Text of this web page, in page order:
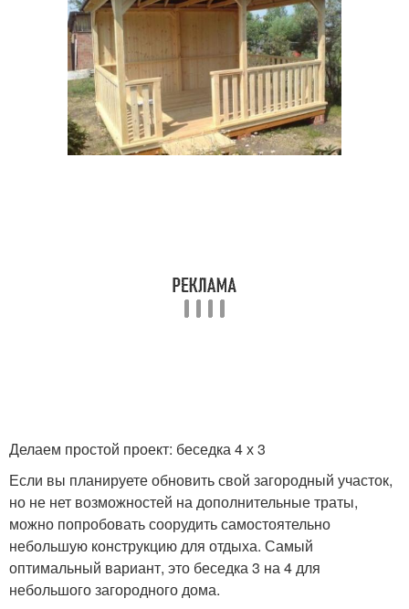
Делаем простой проект: беседка 4 х 3
Если вы планируете обновить свой загородный участок,
но не нет возможностей на дополнительные траты,
можно попробовать соорудить самостоятельно
небольшую конструкцию для отдыха. Самый
оптимальный вариант, это беседка 3 на 4 для
небольшого загородного дома.